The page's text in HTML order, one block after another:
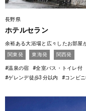
長野県
ホテルセラン
余裕ある大浴場と広々したお部屋
関東発
東海発 関西発
#温泉の宿 #全室バス・トイレ付
#ゲレンデ徒歩3分以内
#コンビ